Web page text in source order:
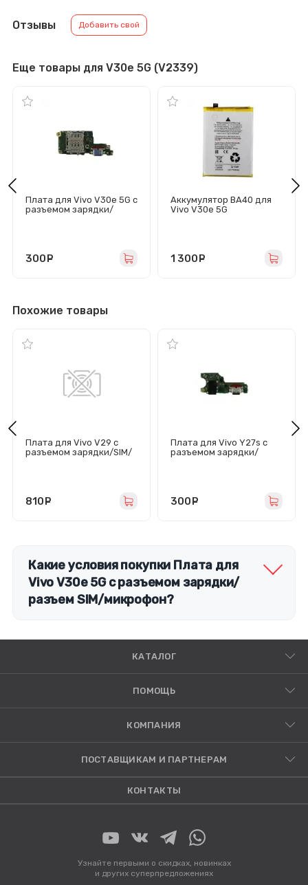
Отзывы Добавить свой
Еще товары для V30e 5G (V2339)
Плата для Vivo V30e 5G с
разъемом зарядки/
300
Аккумулятор BA40 для
Vivo V30e 5G
1 300
Похожие товары
Плата для Vivo V29 с
разъемом зарядки/SIM/
810
Плата для Vivo Y27s с
разъемом зарядки/
300
Какие условия покупки Плата для
Vivo V30e 5G с разъемом зарядки/
разъем SIM/микрофон?
КАТАЛОГ
ПОМОЩЬ
КОМПАНИЯ
ПОСТАВЩИКАМ И ПАРТНЕРАМ
КОНТАКТЫ
Узнайте первыми о скидках, новинках
и других суперпредложениях